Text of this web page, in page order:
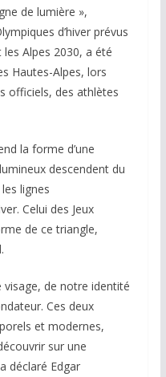
de lumière »,
d’hiver prévus
Alpes 2030, a été
Hautes-Alpes, lors
officiels, des athlètes
la forme d’une
descendent du
lignes
Celui des Jeux
de ce triangle,
visage, de notre identité
Ces deux
et modernes,
sur une
déclaré Edgar